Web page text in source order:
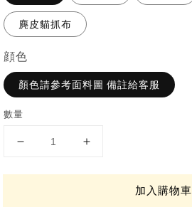
麂皮貓抓布
顔色
顏色請參考面料圖 備註給客服
數量
加入購物車